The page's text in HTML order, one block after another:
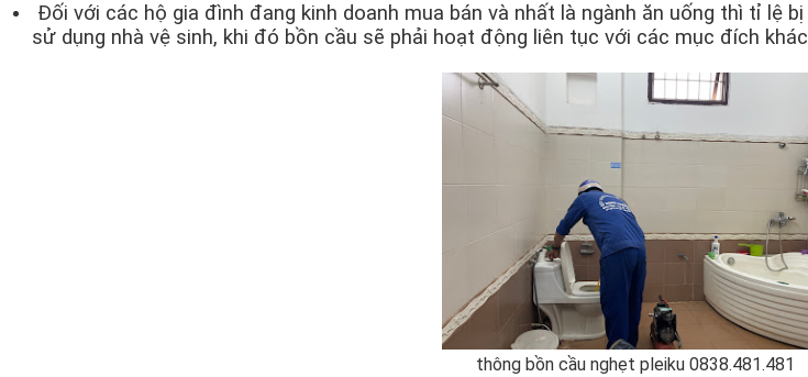
Đối với các hộ gia đình đang kinh doanh mua bán và nhất là ngành ăn uống thì tỉ lệ
sử dụng nhà vệ sinh, khi đó bồn cầu sẽ phải hoạt động liên tục với các mục đích
thông bồn cầu nghẹt pleiku 0838.481.481